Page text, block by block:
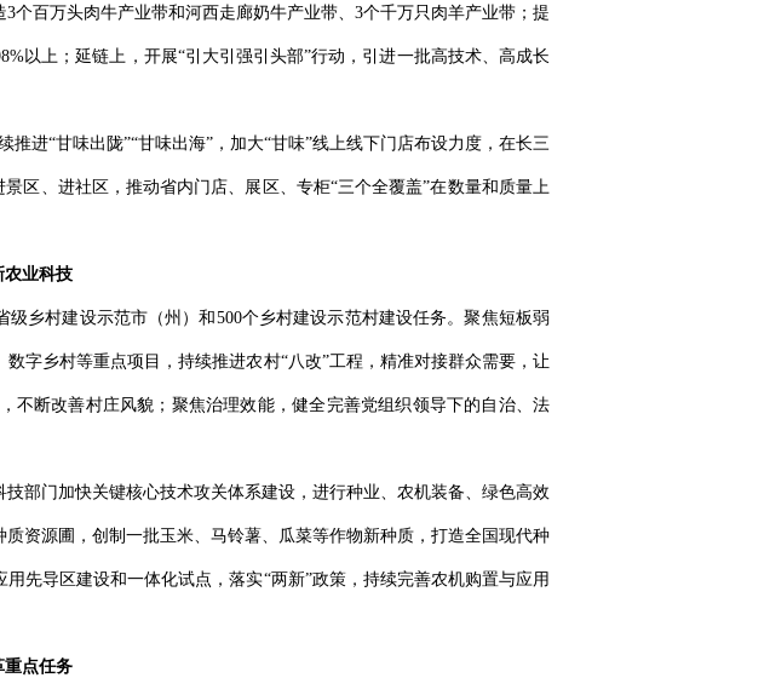
个百万头肉牛产业带和河西走廊奶牛产业带、3个千万只肉羊产业带；提
以上；延链上，开展“引大引强引头部”行动，引进一批高技术、高成长
进“甘味出陇”“甘味出海”，加大“甘味”线上线下门店布设力度，在长三
区、进社区，推动省内门店、展区、专柜“三个全覆盖”在数量和质量上
农业科技
乡村建设示范市（州）和500个乡村建设示范村建设任务。聚焦短板弱
字乡村等重点项目，持续推进农村“八改”工程，精准对接群众需要，让
不断改善村庄风貌；聚焦治理效能，健全完善党组织领导下的自治、法
部门加快关键核心技术攻关体系建设，进行种业、农机装备、绿色高效
资源圃，创制一批玉米、马铃薯、瓜菜等作物新种质，打造全国现代种
先导区建设和一体化试点，落实“两新”政策，持续完善农机购置与应用
重点任务